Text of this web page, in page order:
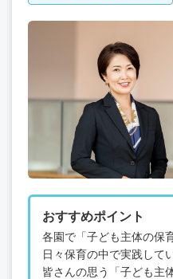
おすすめポイント
各園で「子ども主体の保
日々保育の中で実践して
皆さんの思う「子ども主